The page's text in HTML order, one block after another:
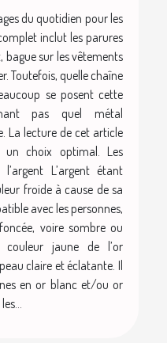
du quotidien pour les
inclut les parures
bague sur les vêtements
Toutefois, quelle chaîne
se posent cette
pas quel métal
La lecture de cet article
choix optimal. Les
L’argent étant
froide à cause de sa
avec les personnes,
voire sombre ou
couleur jaune de l’or
claire et éclatante. Il
en or blanc et/ou or